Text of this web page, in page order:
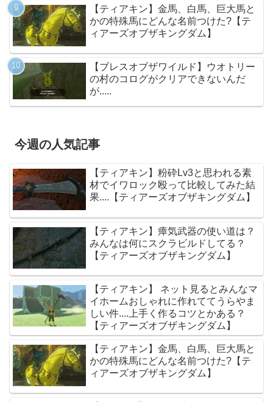
【ティアキン】金馬、白馬、巨大馬と
かの特殊馬にどんな名前つけた?【テ
ィアーズオブザキングダム】
【ブレスオブザワイルド】ウオトリー
の村のコログがクリアできないんだ
が.....
今週の人気記事
【ティアキン】粉砕Lv3と思われる素
材でイワロック殴って比較してみた結
果....【ティアーズオブザキングダム】
【ティアキン】瘴気武器の使い道は？
みんなは何にスクラビルドしてる？
【ティアーズオブザキングダム】
【ティアキン】 ネット見るとみんなマ
イホームおしゃれに作れててうらやま
しい件....上手く作るコツとかある？
【ティアーズオブザキングダム】
【ティアキン】金馬、白馬、巨大馬と
かの特殊馬にどんな名前つけた?【テ
ィアーズオブザキングダム】